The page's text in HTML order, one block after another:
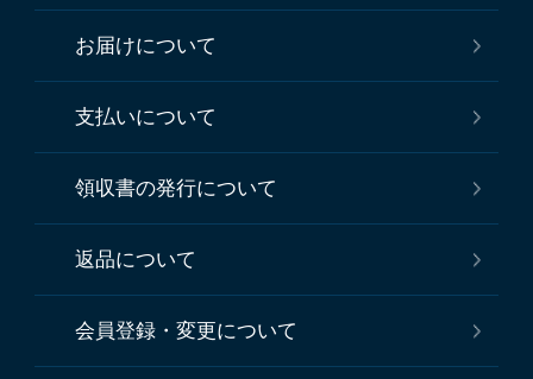
お届けについて
支払いについて
領収書の発行について
返品について
会員登録・変更について